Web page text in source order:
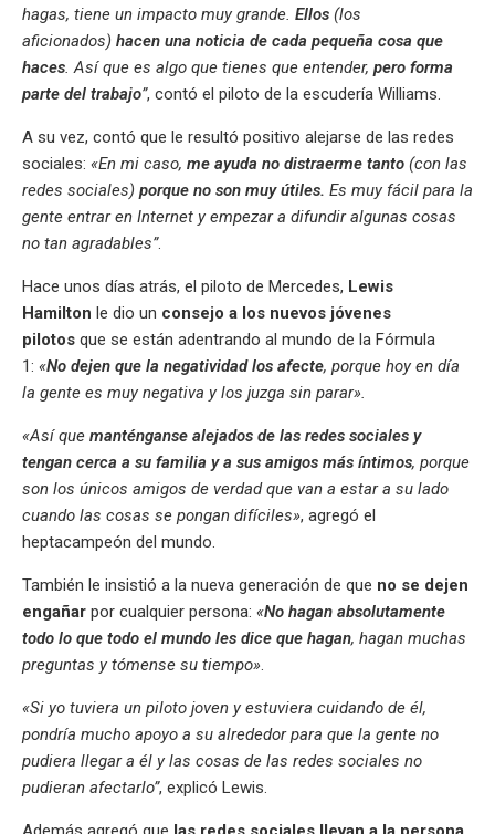
hagas, tiene un impacto muy grande. Ellos (los
aficionados) hacen una noticia de cada pequeña cosa que
haces. Así que es algo que tienes que entender, pero forma
parte del trabajo”, contó el piloto de la escudería Williams.
A su vez, contó que le resultó positivo alejarse de las redes
sociales: «En mi caso, me ayuda no distraerme tanto (con las
redes sociales) porque no son muy útiles. Es muy fácil para la
gente entrar en Internet y empezar a difundir algunas cosas
no tan agradables”.
Hace unos días atrás, el piloto de Mercedes, Lewis
Hamilton le dio un consejo a los nuevos jóvenes
pilotos que se están adentrando al mundo de la Fórmula
1: «No dejen que la negatividad los afecte, porque hoy en día
la gente es muy negativa y los juzga sin parar».
«Así que manténganse alejados de las redes sociales y
tengan cerca a su familia y a sus amigos más íntimos, porque
son los únicos amigos de verdad que van a estar a su lado
cuando las cosas se pongan difíciles», agregó el
heptacampeón del mundo.
También le insistió a la nueva generación de que no se dejen
engañar por cualquier persona: «No hagan absolutamente
todo lo que todo el mundo les dice que hagan, hagan muchas
preguntas y tómense su tiempo».
«Si yo tuviera un piloto joven y estuviera cuidando de él,
pondría mucho apoyo a su alrededor para que la gente no
pudiera llegar a él y las cosas de las redes sociales no
pudieran afectarlo”, explicó Lewis.